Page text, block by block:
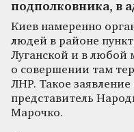
подполковника, в
Киев намеренно
людей в районе
Луганской и в любой
о совершении там
ЛНР. Такое
представитель
Марочко.